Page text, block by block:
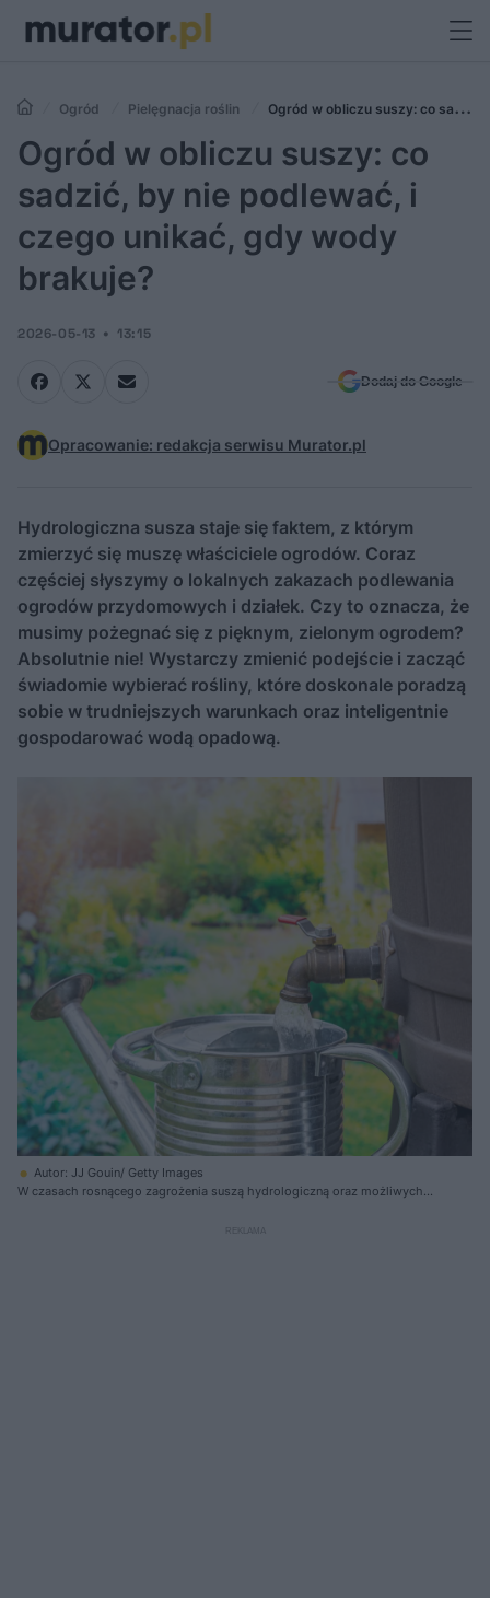
Ogród Pielęgnacja roślin
Ogród w obliczu suszy: co sadzić,
by nie podlewać, i czego unikać, gdy wody brakuje?
Ogród w obliczu suszy: co
sadzić, by nie podlewać, i
czego unikać, gdy wody
brakuje?
2026-05-13 13:15
Dodaj do Google
Opracowanie: redakcja serwisu Murator.pl
Hydrologiczna susza staje się faktem, z którym
zmierzyć się muszę właściciele ogrodów. Coraz
częściej słyszymy o lokalnych zakazach podlewania
ogrodów przydomowych i działek. Czy to oznacza, że
musimy pożegnać się z pięknym, zielonym ogrodem?
Absolutnie nie! Wystarczy zmienić podejście i zacząć
świadomie wybierać rośliny, które doskonale poradzą
sobie w trudniejszych warunkach oraz inteligentnie
gospodarować wodą opadową.
Autor: JJ Gouin/ Getty Images
W czasach rosnącego zagrożenia suszą hydrologiczną oraz możliwych